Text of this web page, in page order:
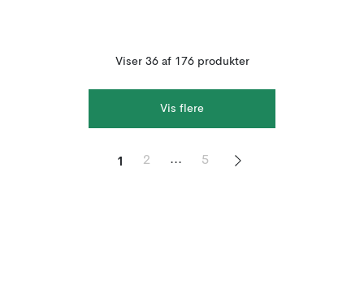
Viser 36 af 176 produkter
Vis flere
1 2 ... 5